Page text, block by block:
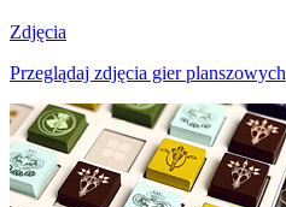
Zdjęcia
Przeglądaj zdjęcia gier planszowych